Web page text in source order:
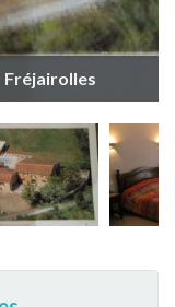
Fréjairolles